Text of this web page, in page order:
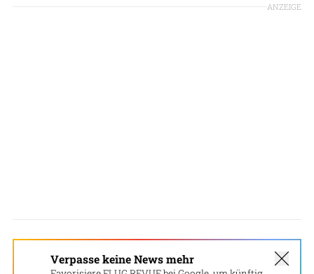
ANZEIGE
Verpasse keine News mehr